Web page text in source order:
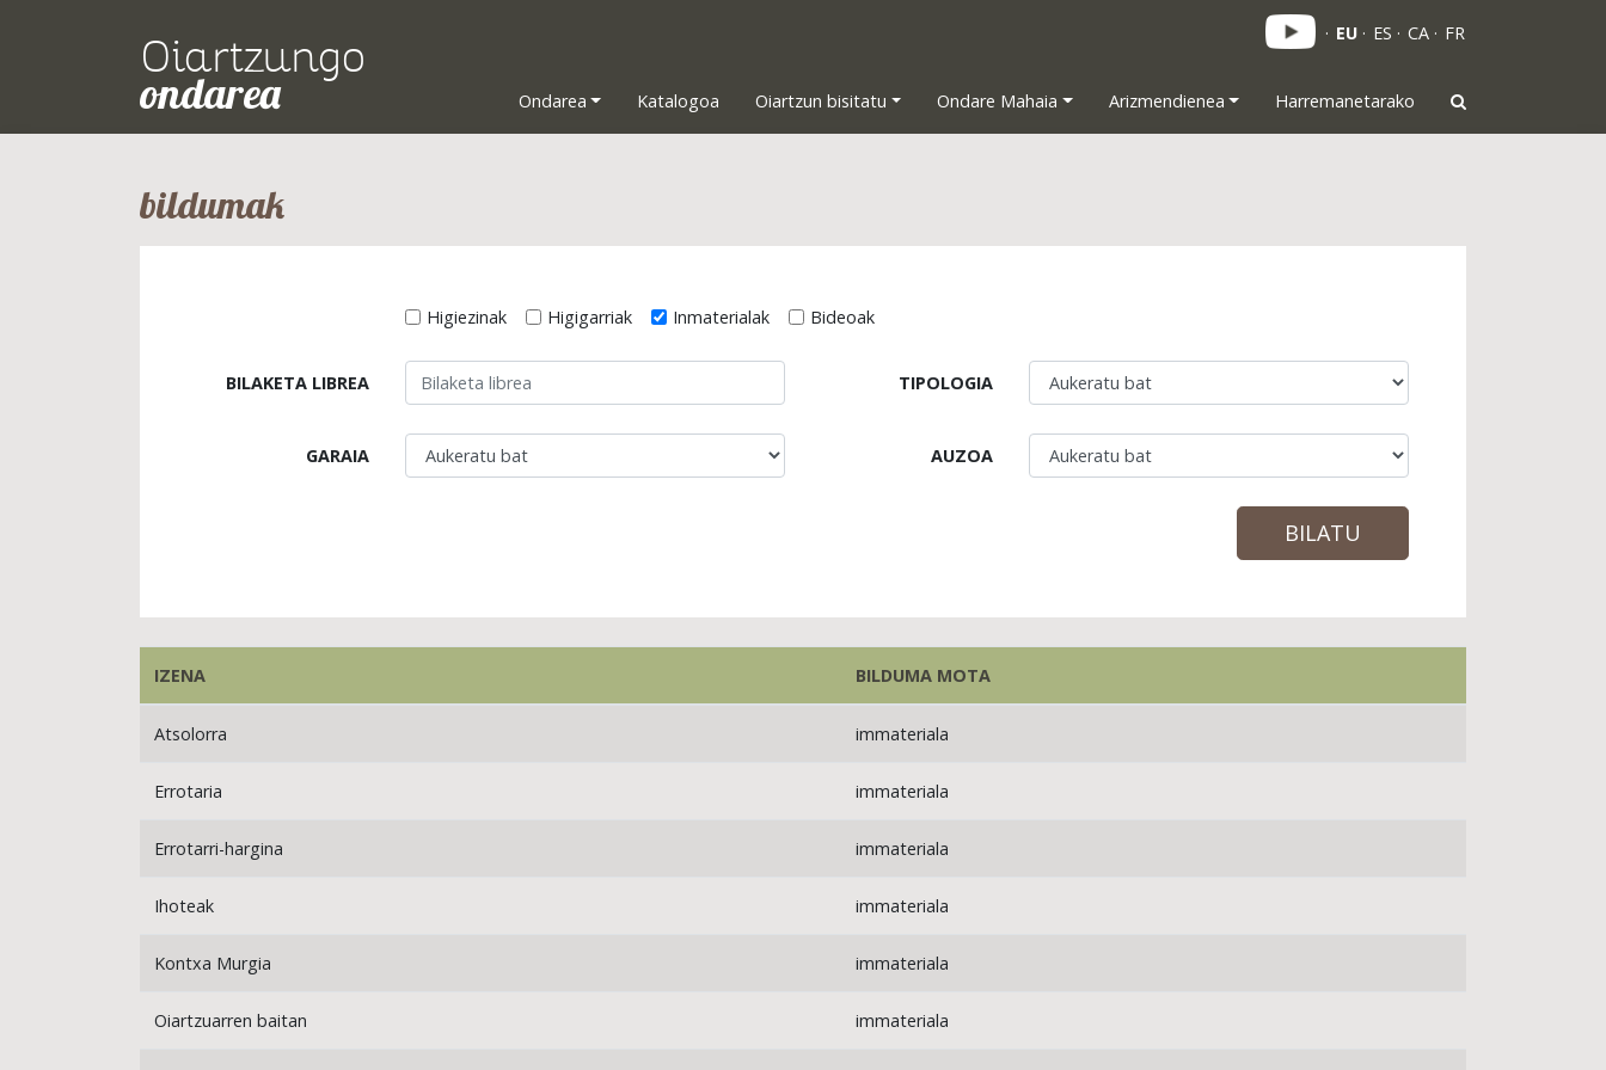
Oiartzungo
ondarea
EU ES CA FR
Ondarea Katalogoa Oiartzun bisitatu Ondare Mahaia Arizmendienea Harremanetarako
bildumak
Higiezinak Higigarriak Inmaterialak Bideoak
BILAKETA LIBREA TIPOLOGIA
GARAIA AUZOA
BILATU
IZENA BILDUMA MOTA
Atsolorra immateriala
Errotaria immateriala
Errotarri-hargina immateriala
Ihoteak immateriala
Kontxa Murgia immateriala
Oiartzuarren baitan immateriala